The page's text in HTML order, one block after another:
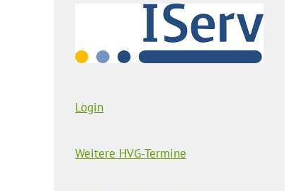
Login
Weitere HVG-Termine